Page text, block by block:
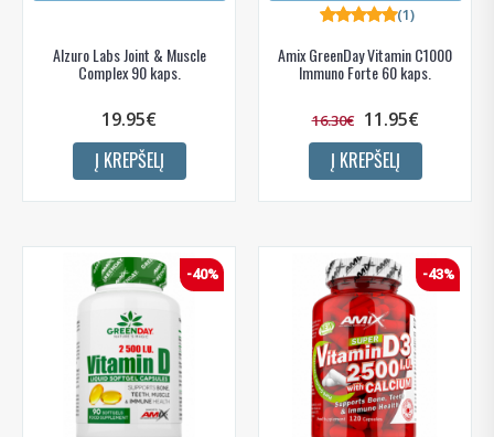
Alzuro Labs Joint & Muscle
Complex 90 kaps.
19.95€
Į KREPŠELĮ
Amix GreenDay Vitamin C1000
Immuno Forte 60 kaps.
(1)
16.30€ 11.95€
Į KREPŠELĮ
-40% -43%